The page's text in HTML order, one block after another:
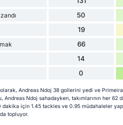
50
19
66
14
0
Andreas Ndoj 38 gollerini yedi ve
Andreas Ndoj sahadayken, takımlarının her 62
dakika için 1.45 tackles ve 0.95 müdahaleler
topluyor.